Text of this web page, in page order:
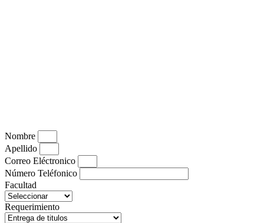
Nombre
Apellido
Correo Eléctronico
Número Teléfonico
Facultad
Requerimiento